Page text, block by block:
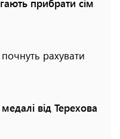
прибрати сім
рахувати
від Терехова